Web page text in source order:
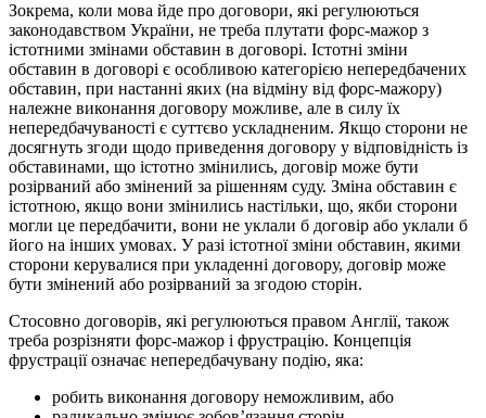
Зокрема, коли мова йде про договори, які регулюються
законодавством України, не треба плутати форс-мажор з
істотними змінами обставин в договорі. Істотні зміни
обставин в договорі є особливою категорією непередбачених
обставин, при настанні яких (на відміну від форс-мажору)
належне виконання договору можливе, але в силу їх
непередбачуваності є суттєво ускладненим. Якщо сторони не
досягнуть згоди щодо приведення договору у відповідність із
обставинами, що істотно змінились, договір може бути
розірваний або змінений за рішенням суду. Зміна обставин є
істотною, якщо вони змінились настільки, що, якби сторони
могли це передбачити, вони не уклали б договір або уклали б
його на інших умовах. У разі істотної зміни обставин, якими
сторони керувалися при укладенні договору, договір може
бути змінений або розірваний за згодою сторін.
Стосовно договорів, які регулюються правом Англії, також
треба розрізняти форс-мажор і фрустрацію. Концепція
фрустрації означає непередбачувану подію, яка:
робить виконання договору неможливим, або